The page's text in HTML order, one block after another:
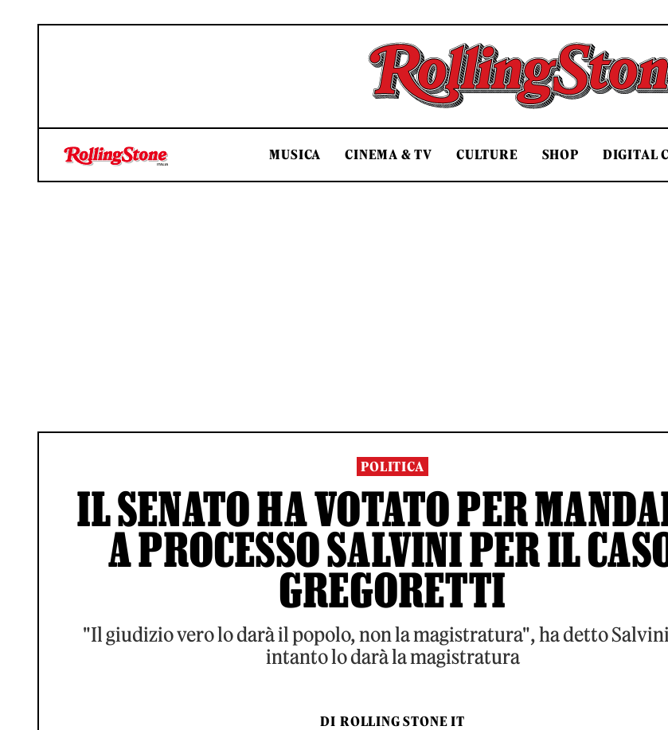
Rolling Stone Italia
MUSICA CINEMA & TV CULTURE SHOP DIGITAL
POLITICA
IL SENATO HA VOTATO PER
A PROCESSO SALVINI PER IL
GREGORETTI
"Il giudizio vero lo darà il popolo, non la magistratura", ha detto
intanto lo darà la magistratura
DI ROLLING STONE IT